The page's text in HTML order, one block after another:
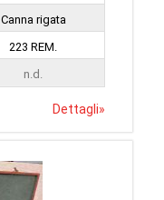
Canna rigata
223 REM.
n.d.
Dettagli»